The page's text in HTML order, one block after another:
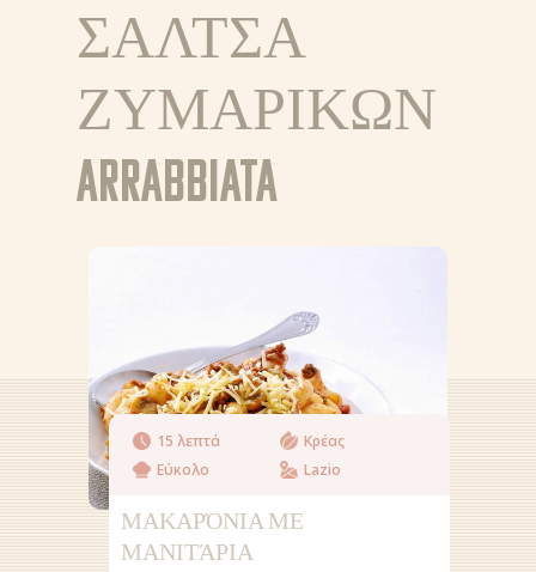
ΣΑΛΤΣΑ
ΖΥΜΑΡΙΚΩΝ
ARRABBIATA
15 λεπτά
Κρέας
Εύκολο
Lazio
ΜΑΚΑΡΌΝΙΑ ΜΕ
ΜΑΝΙΤΆΡΙΑ
ΣΗΜΕΙΑ
EN